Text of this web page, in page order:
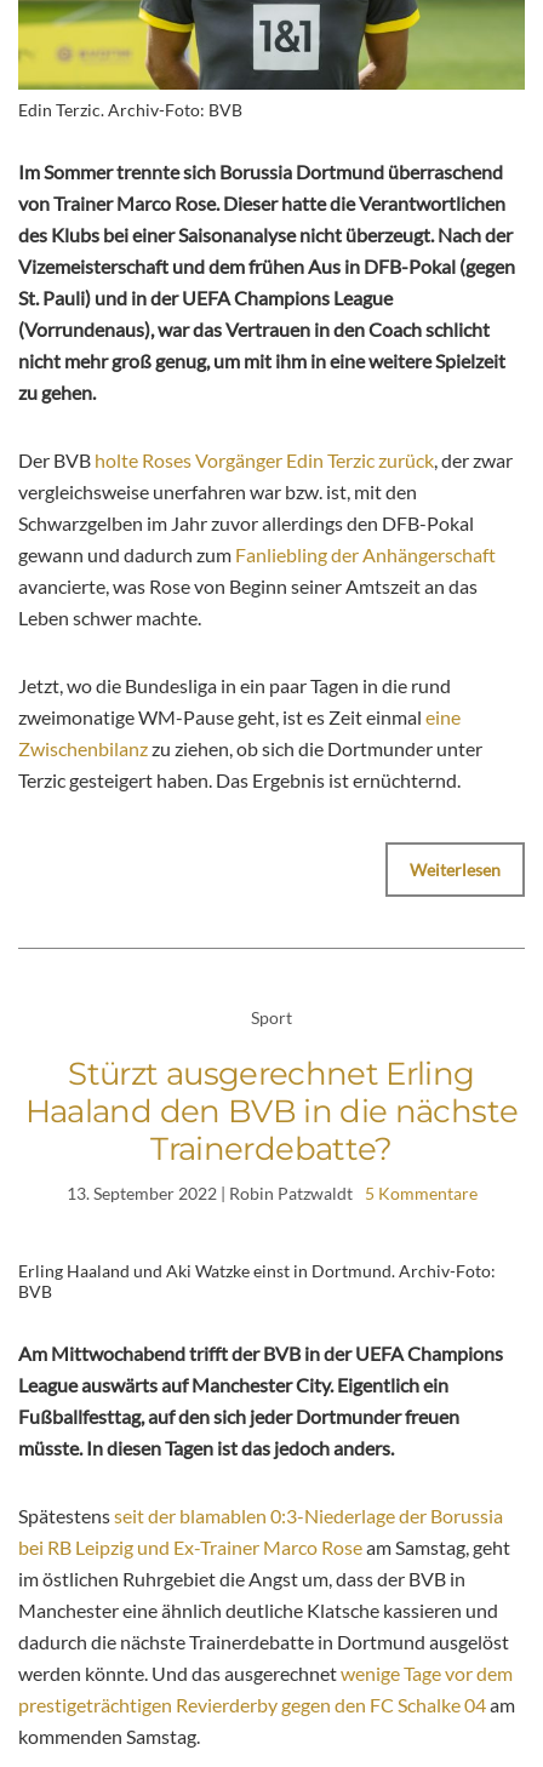
Edin Terzic. Archiv-Foto: BVB
Im Sommer trennte sich Borussia Dortmund überraschend
von Trainer Marco Rose. Dieser hatte die Verantwortlichen
des Klubs bei einer Saisonanalyse nicht überzeugt. Nach der
Vizemeisterschaft und dem frühen Aus in DFB-Pokal (gegen
St. Pauli) und in der UEFA Champions League
(Vorrundenaus), war das Vertrauen in den Coach schlicht
nicht mehr groß genug, um mit ihm in eine weitere Spielzeit
zu gehen.
Der BVB holte Roses Vorgänger Edin Terzic zurück , der zwar
vergleichsweise unerfahren war bzw. ist, mit den
Schwarzgelben im Jahr zuvor allerdings den DFB-Pokal
gewann und dadurch zum Fanliebling der Anhängerschaft
avancierte, was Rose von Beginn seiner Amtszeit an das
Leben schwer machte.
Jetzt, wo die Bundesliga in ein paar Tagen in die rund
zweimonatige WM-Pause geht, ist es Zeit einmal eine
Zwischenbilanzzu ziehen, ob sich die Dortmunder unter
Terzic gesteigert haben. Das Ergebnis ist ernüchternd.
Weiterlesen
Sport
Stürzt ausgerechnet Erling
Haaland den BVB in die nächste
Trainerdebatte?
13. September 2022| Robin Patzwaldt 5 Kommentare
Erling Haaland und Aki Watzke einst in Dortmund. Archiv-Foto:
BVB
Am Mittwochabend trifft der BVB in der UEFA Champions
League auswärts auf Manchester City. Eigentlich ein
Fußballfesttag, auf den sich jeder Dortmunder freuen
müsste. In diesen Tagen ist das jedoch anders.
Spätestensseit der blamablen 0:3-Niederlage der Borussia
bei RB Leipzig und Ex-Trainer Marco Roseam Samstag, geht
im östlichen Ruhrgebiet die Angst um, dass der BVB in
Manchester eine ähnlich deutliche Klatsche kassieren und
dadurch die nächste Trainerdebatte in Dortmund ausgelöst
werden könnte. Und das ausgerechnetwenige Tage vor dem
prestigeträchtigen Revierderby gegen den FC Schalke 04am
kommenden Samstag.